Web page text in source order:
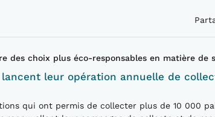
des choix plus éco-responsables en matière de
leur opération annuelle de
qui ont permis de collecter plus de 10 000